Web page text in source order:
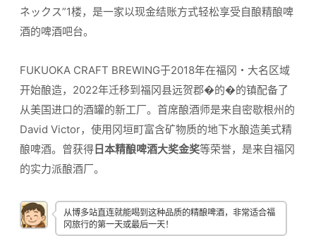
ネックス”1楼，是一家以现金结账方式轻松享受自酿精酿啤
酒的啤酒吧台。
FUKUOKA CRAFT BREWING于2018年在福冈・大名区域
开始酿造，2022年迁移到福冈县远贺郡�的�的镇配备了
从美国进口的酒罐的新工厂。首席酿酒师是来自密歇根州的
David Victor，使用冈垣町富含矿物质的地下水酿造美式精
酿啤酒。曾获得日本精酿啤酒大奖金奖等荣誉，是来自福冈
的实力派酿酒厂。
从博多站直连就能喝到这种品质的精酿啤酒，非常适合福
冈旅行的第一天或最后一天！